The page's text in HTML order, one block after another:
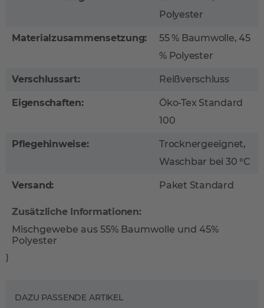
Polyester
Materialzusammensetzung:
55 % Baumwolle, 45
% Polyester
Verschlussart: Reißverschluss
Eigenschaften:
Öko-Tex Standard
100
Pflegehinweise:
Trocknergeeignet,
Waschbar bei 30 °C
Versand: Paket Standard
Zusätzliche Informationen:
Mischgewebe aus 55% Baumwolle und 45%
Polyester
}
DAZU PASSENDE ARTIKEL